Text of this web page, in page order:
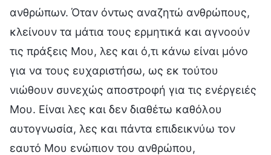
ανθρώπων. Όταν όντως αναζητώ ανθρώπους,
κλείνουν τα μάτια τους ερμητικά και αγνοούν
τις πράξεις Μου, λες και ό,τι κάνω είναι μόνο
για να τους ευχαριστήσω, ως εκ τούτου
νιώθουν συνεχώς αποστροφή για τις ενέργειές
Μου. Είναι λες και δεν διαθέτω καθόλου
αυτογνωσία, λες και πάντα επιδεικνύω τον
εαυτό Μου ενώπιον του ανθρώπου,